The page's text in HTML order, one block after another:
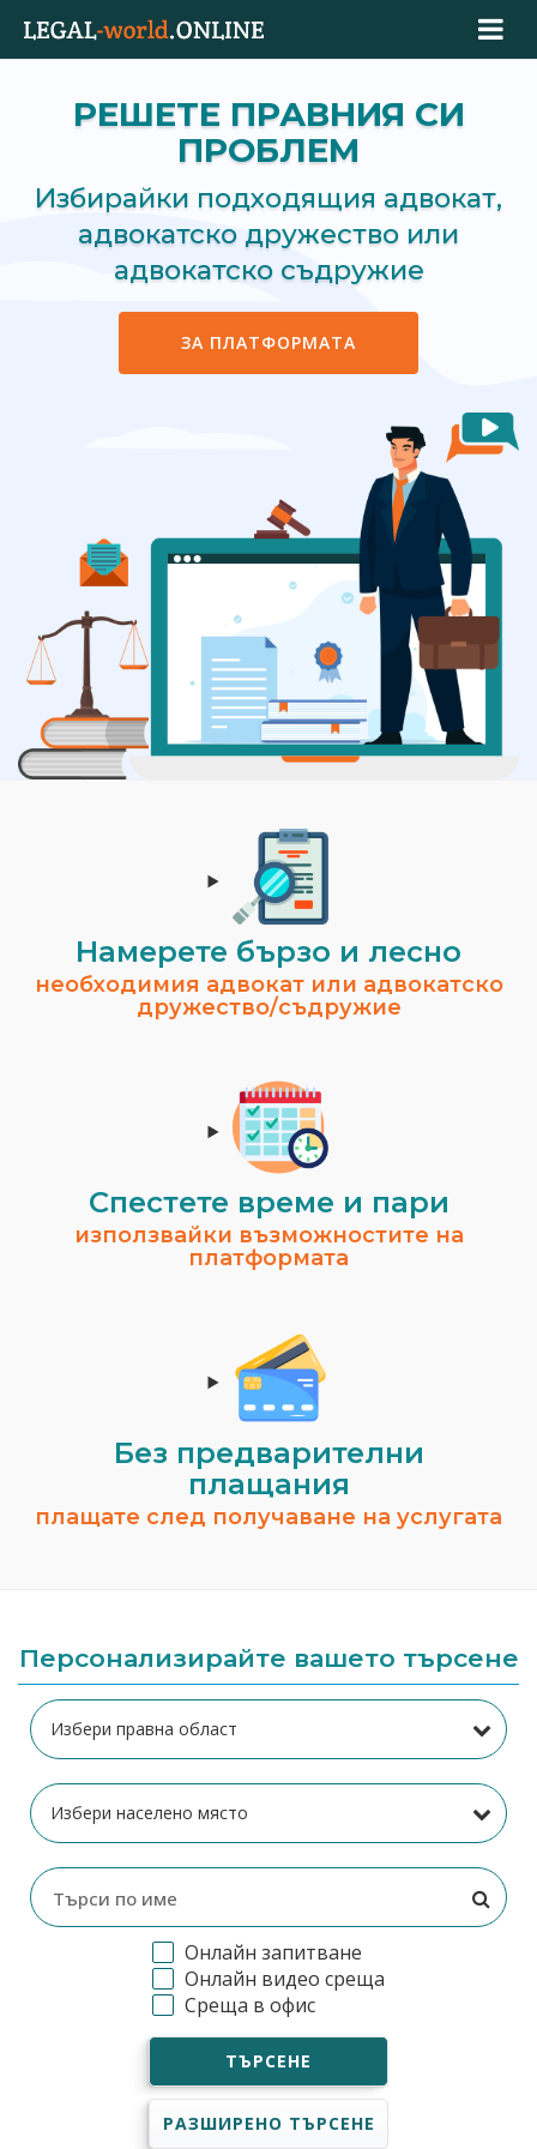
РЕШЕТЕ ПРАВНИЯ СИ
ПРОБЛЕМ
Избирайки подходящия адвокат,
адвокатско дружество или
адвокатско съдружие
ЗА ПЛАТФОРМАТА
Намерете бързо и лесно
необходимия адвокат или адвокатско
дружество/съдружие
Спестeте време и пари
използвайки възможностите на
платформата
Без предварителни
плащания
плащате след получаване на услугата
Персонализирайте вашето търсене
Онлайн запитване
Онлайн видео среща
Среща в офис
ТЪРСЕНЕ
РАЗШИРЕНО ТЪРСЕНЕ